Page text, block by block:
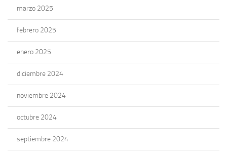
marzo 2025
febrero 2025
enero 2025
diciembre 2024
noviembre 2024
octubre 2024
septiembre 2024